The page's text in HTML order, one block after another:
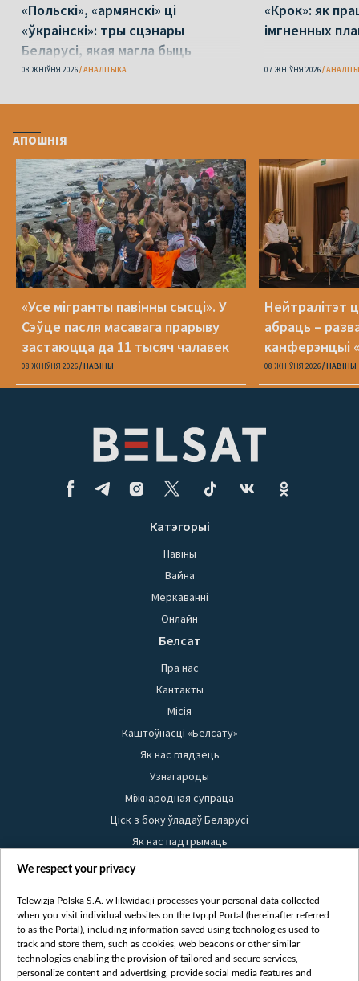
«Польскі», «армянскі» ці
«ўкраінскі»: тры сцэнары
Беларусі, якая магла быць
08 ЖНІЎНЯ 2026 АНАЛІТЫКА
«Крок»: як
імгненных
07 ЖНІЎНЯ 2026
АПОШНІЯ
«Усе мігранты павінны сысці». У
Сэўце пасля масавага прарыву
застаюцца да 11 тысяч чалавек
08 ЖНІЎНЯ 2026 НАВІНЫ
Нейтралітэт
абраць –
канферэнцыі
08 ЖНІЎНЯ 2026 НАВІНЫ
Катэгорыі
Навіны
Вайна
Меркаванні
Онлайн
Белсат
Пра нас
Кантакты
Місія
Каштоўнасці «Белсату»
Як нас глядзець
Узнагароды
Міжнародная супраца
Ціск з боку ўладаў Беларусі
Як нас падтрымаць
Правілы выкарыстання матэрыялаў
Бяспека
Youtube
Белсат news
Белсат Shorts
We respect your privacy
Telewizja Polska S.A. w likwidacji processes your personal data collected
when you visit individual websites on the tvp.pl Portal (hereinafter referred
to as the Portal), including information saved using technologies used to
track and store them, such as cookies, web beacons or other similar
technologies enabling the provision of tailored and secure services,
personalize content and advertising, provide social media features and